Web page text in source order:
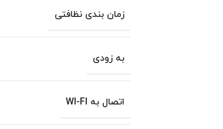
زمان بندی نظافتی
به زودی
اتصال به WI-FI